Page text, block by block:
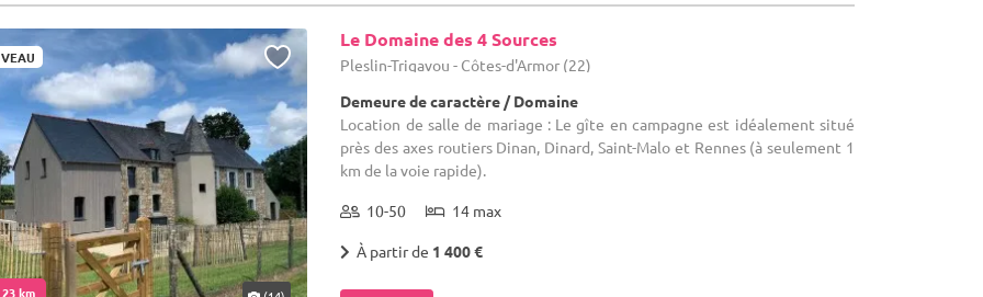
km
Le Domaine des 4 Sources
Pleslin-Trigavou - Côtes-d'Armor (22)
Demeure de caractère / Domaine
Location de salle de mariage : Le gîte en campagne est idéalement situé
près des axes routiers Dinan, Dinard, Saint-Malo et Rennes (à seulement 1
km de la voie rapide).
10-50 14 max
À partir de 1 400 €